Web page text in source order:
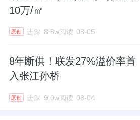
10万/㎡
原创 进深 8.8w阅读 08-05
8年断供！联发27%溢价率首
入张江孙桥
原创 进深 9.0w阅读 08-04